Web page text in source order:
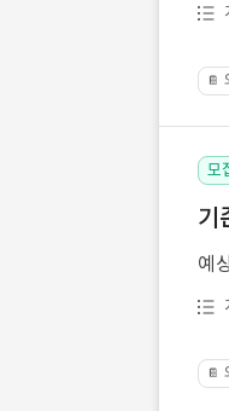
📔
모
기
예
📔